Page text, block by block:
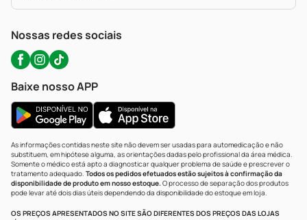
Nossas redes sociais
Baixe nosso APP
As informações contidas neste site não devem ser usadas para automedicação e não
substituem, em hipótese alguma, as orientações dadas pelo profissional da área médica.
Somente o médico está apto a diagnosticar qualquer problema de saúde e prescrever o
tratamento adequado. Todos os pedidos efetuados estão sujeitos à confirmação da
disponibilidade de produto em nosso estoque.O processo de separação dos produtos
pode levar até dois dias úteis dependendo da disponibilidade do estoque em loja.
OS PREÇOS APRESENTADOS NO SITE SÃO DIFERENTES DOS PREÇOS DAS LOJAS